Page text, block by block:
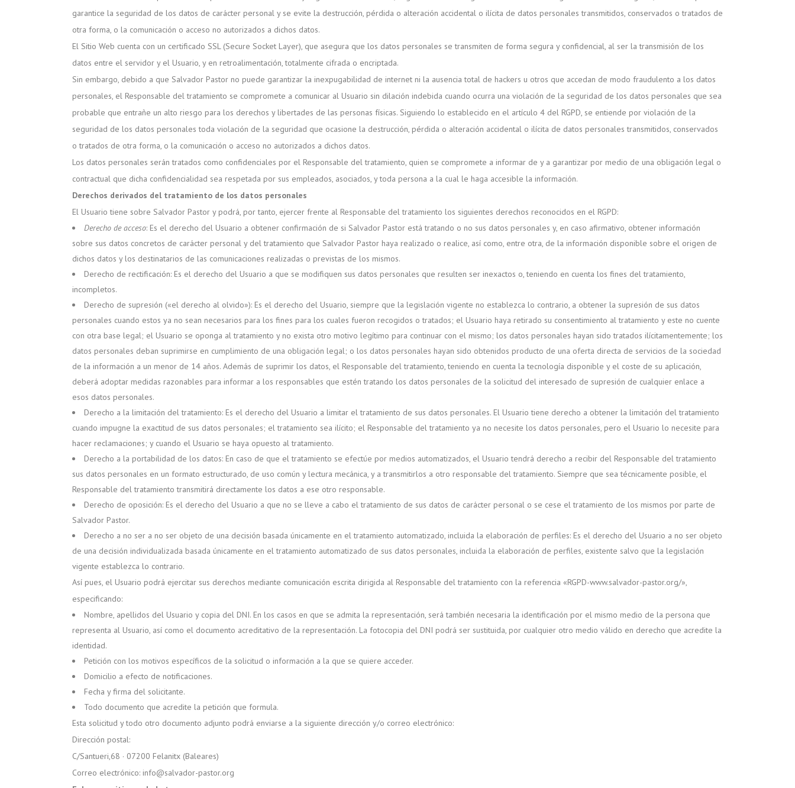
garantice la seguridad de los datos de carácter personal y se evite la destrucción, pérdida o alteración accidental o ilícita de datos personales transmitidos, conservados o tratados de
otra forma, o la comunicación o acceso no autorizados a dichos datos.
El Sitio Web cuenta con un certificado SSL (Secure Socket Layer), que asegura que los datos personales se transmiten de forma segura y confidencial, al ser la transmisión de los
datos entre el servidor y el Usuario, y en retroalimentación, totalmente cifrada o encriptada.
Sin embargo, debido a que Salvador Pastor no puede garantizar la inexpugabilidad de internet ni la ausencia total de hackers u otros que accedan de modo fraudulento a los datos
personales, el Responsable del tratamiento se compromete a comunicar al Usuario sin dilación indebida cuando ocurra una violación de la seguridad de los datos personales que sea
probable que entrañe un alto riesgo para los derechos y libertades de las personas físicas. Siguiendo lo establecido en el artículo 4 del RGPD, se entiende por violación de la
seguridad de los datos personales toda violación de la seguridad que ocasione la destrucción, pérdida o alteración accidental o ilícita de datos personales transmitidos, conservados
o tratados de otra forma, o la comunicación o acceso no autorizados a dichos datos.
Los datos personales serán tratados como confidenciales por el Responsable del tratamiento, quien se compromete a informar de y a garantizar por medio de una obligación legal o
contractual que dicha confidencialidad sea respetada por sus empleados, asociados, y toda persona a la cual le haga accesible la información.
Derechos derivados del tratamiento de los datos personales
El Usuario tiene sobre Salvador Pastor y podrá, por tanto, ejercer frente al Responsable del tratamiento los siguientes derechos reconocidos en el RGPD:
Derecho de acceso: Es el derecho del Usuario a obtener confirmación de si Salvador Pastor está tratando o no sus datos personales y, en caso afirmativo, obtener información
sobre sus datos concretos de carácter personal y del tratamiento que Salvador Pastor haya realizado o realice, así como, entre otra, de la información disponible sobre el origen de
dichos datos y los destinatarios de las comunicaciones realizadas o previstas de los mismos.
Derecho de rectificación: Es el derecho del Usuario a que se modifiquen sus datos personales que resulten ser inexactos o, teniendo en cuenta los fines del tratamiento,
incompletos.
Derecho de supresión («el derecho al olvido»): Es el derecho del Usuario, siempre que la legislación vigente no establezca lo contrario, a obtener la supresión de sus datos
personales cuando estos ya no sean necesarios para los fines para los cuales fueron recogidos o tratados; el Usuario haya retirado su consentimiento al tratamiento y este no cuente
con otra base legal; el Usuario se oponga al tratamiento y no exista otro motivo legítimo para continuar con el mismo; los datos personales hayan sido tratados ilícitamentemente; los
datos personales deban suprimirse en cumplimiento de una obligación legal; o los datos personales hayan sido obtenidos producto de una oferta directa de servicios de la sociedad
de la información a un menor de 14 años. Además de suprimir los datos, el Responsable del tratamiento, teniendo en cuenta la tecnología disponible y el coste de su aplicación,
deberá adoptar medidas razonables para informar a los responsables que estén tratando los datos personales de la solicitud del interesado de supresión de cualquier enlace a
esos datos personales.
Derecho a la limitación del tratamiento: Es el derecho del Usuario a limitar el tratamiento de sus datos personales. El Usuario tiene derecho a obtener la limitación del tratamiento
cuando impugne la exactitud de sus datos personales; el tratamiento sea ilícito; el Responsable del tratamiento ya no necesite los datos personales, pero el Usuario lo necesite para
hacer reclamaciones; y cuando el Usuario se haya opuesto al tratamiento.
Derecho a la portabilidad de los datos: En caso de que el tratamiento se efectúe por medios automatizados, el Usuario tendrá derecho a recibir del Responsable del tratamiento
sus datos personales en un formato estructurado, de uso común y lectura mecánica, y a transmitirlos a otro responsable del tratamiento. Siempre que sea técnicamente posible, el
Responsable del tratamiento transmitirá directamente los datos a ese otro responsable.
Derecho de oposición: Es el derecho del Usuario a que no se lleve a cabo el tratamiento de sus datos de carácter personal o se cese el tratamiento de los mismos por parte de
Salvador Pastor.
Derecho a no ser a no ser objeto de una decisión basada únicamente en el tratamiento automatizado, incluida la elaboración de perfiles: Es el derecho del Usuario a no ser objeto
de una decisión individualizada basada únicamente en el tratamiento automatizado de sus datos personales, incluida la elaboración de perfiles, existente salvo que la legislación
vigente establezca lo contrario.
Así pues, el Usuario podrá ejercitar sus derechos mediante comunicación escrita dirigida al Responsable del tratamiento con la referencia «RGPD-www.salvador-pastor.org/»,
especificando:
Nombre, apellidos del Usuario y copia del DNI. En los casos en que se admita la representación, será también necesaria la identificación por el mismo medio de la persona que
representa al Usuario, así como el documento acreditativo de la representación. La fotocopia del DNI podrá ser sustituida, por cualquier otro medio válido en derecho que acredite la
identidad.
Petición con los motivos específicos de la solicitud o información a la que se quiere acceder.
Domicilio a efecto de notificaciones.
Fecha y firma del solicitante.
Todo documento que acredite la petición que formula.
Esta solicitud y todo otro documento adjunto podrá enviarse a la siguiente dirección y/o correo electrónico:
Dirección postal:
C/Santueri,68 · 07200 Felanitx (Baleares)
Correo electrónico: info@salvador-pastor.org